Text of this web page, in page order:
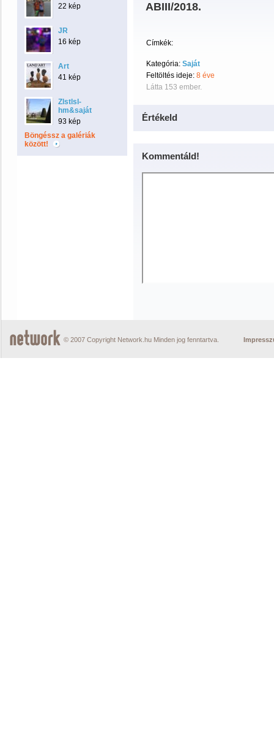
22 kép
JR
16 kép
Art
41 kép
Zlstlsl-
hm&saját
93 kép
Böngéssz a galériák
között!
ABIII/2018.
Címkék:
Kategória: Saját
Feltöltés ideje: 8 éve
Látta 153 ember.
Értékeld
Kommentáld!
© 2007 Copyright Network.hu Minden jog fenntartva.